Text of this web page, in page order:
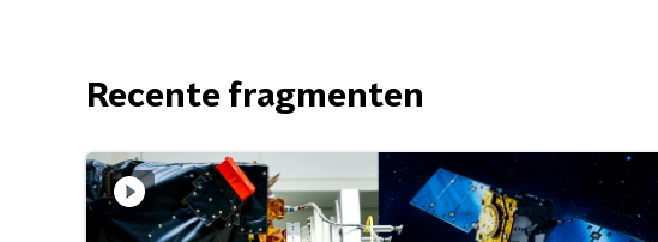
Recente fragmenten